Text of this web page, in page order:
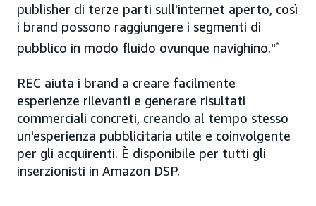
publisher di terze parti sull'internet aperto, così
i brand possono raggiungere i segmenti di
pubblico in modo fluido ovunque navighino."*
REC aiuta i brand a creare facilmente
esperienze rilevanti e generare risultati
commerciali concreti, creando al tempo stesso
un'esperienza pubblicitaria utile e coinvolgente
per gli acquirenti. È disponibile per tutti gli
inserzionisti in Amazon DSP.